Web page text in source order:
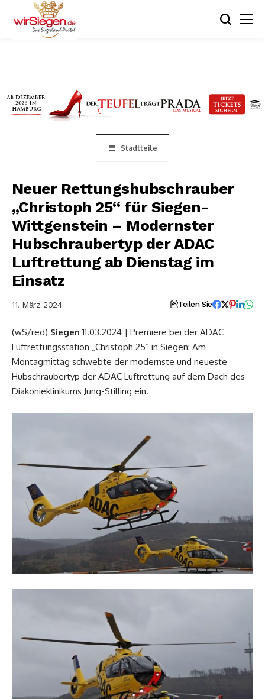
Stadtteile
Neuer Rettungshubschrauber
„Christoph 25“ für Siegen-
Wittgenstein – Modernster
Hubschraubertyp der ADAC
Luftrettung ab Dienstag im
Einsatz
11. März 2024 Teilen Sie
(wS/red) Siegen 11.03.2024 | Premiere bei der ADAC
Luftrettungsstation „Christoph 25“ in Siegen: Am
Montagmittag schwebte der modernste und neueste
Hubschraubertyp der ADAC Luftrettung auf dem Dach des
Diakonieklinikums Jung-Stilling ein.